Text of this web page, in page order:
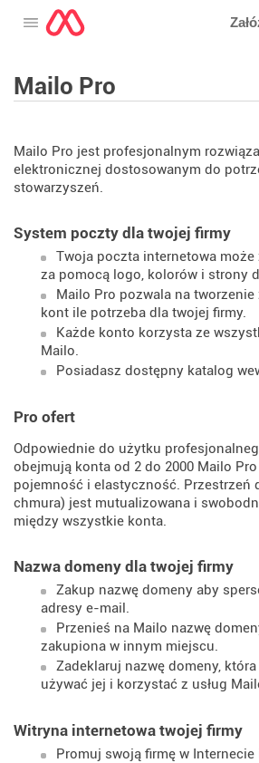
Otwórz menu
Mailo Pro
Mailo Pro jest profesjonalnym
elektronicznej dostosowanym do
stowarzyszeń.
System poczty dla twojej firmy
Twoja poczta internetowa
za pomocą logo, kolorów i strony
Mailo Pro pozwala na tworzenie
kont ile potrzeba dla twojej firmy.
Każde konto korzysta ze
Mailo.
Posiadasz dostępny katalog
Pro ofert
Odpowiednie do użytku
obejmują konta od 2 do 2000 Mailo
pojemność i elastyczność. Przestrzeń
chmura) jest mutualizowana i
między wszystkie konta.
Nazwa domeny dla twojej firmy
Zakup nazwę domeny aby
adresy e-mail.
Przenieś na Mailo nazwę
zakupiona w innym miejscu.
Zadeklaruj nazwę domeny,
używać jej i korzystać z usług
Witryna internetowa twojej firmy
Promuj swoją firmę w